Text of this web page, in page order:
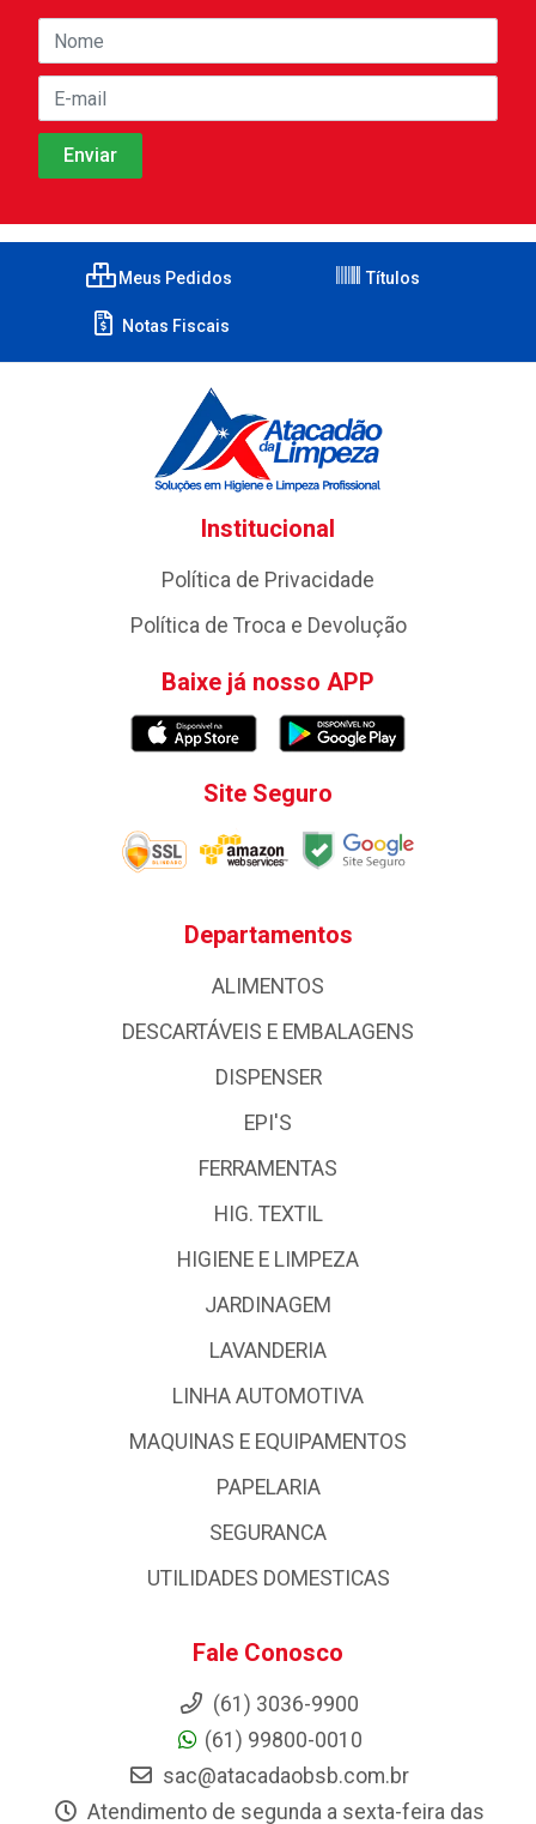
Meus Pedidos Títulos
Notas Fiscais
Institucional
Política de Privacidade
Política de Troca e Devolução
Baixe já nosso APP
Site Seguro
Departamentos
ALIMENTOS
DESCARTÁVEIS E EMBALAGENS
DISPENSER
EPI'S
FERRAMENTAS
HIG. TEXTIL
HIGIENE E LIMPEZA
JARDINAGEM
LAVANDERIA
LINHA AUTOMOTIVA
MAQUINAS E EQUIPAMENTOS
PAPELARIA
SEGURANCA
UTILIDADES DOMESTICAS
Fale Conosco
(61) 3036-9900
(61) 99800-0010
sac@atacadaobsb.com.br
Atendimento de segunda a sexta-feira das